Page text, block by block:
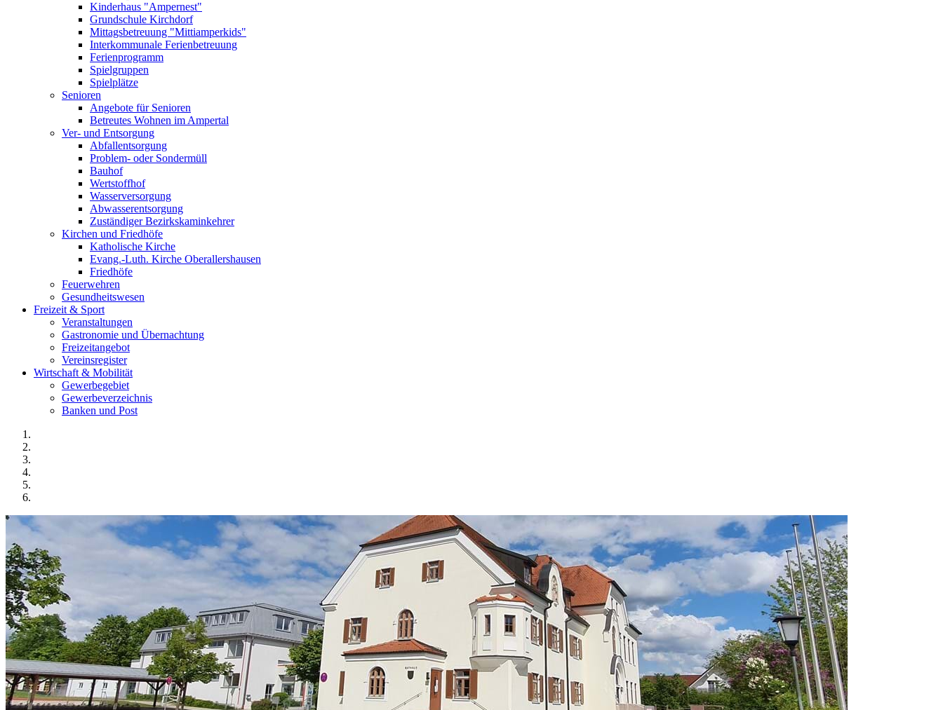
Kinderhaus "Ampernest"
Grundschule Kirchdorf
Mittagsbetreuung "Mittiamperkids"
Interkommunale Ferienbetreuung
Ferienprogramm
Spielgruppen
Spielplätze
Senioren
Angebote für Senioren
Betreutes Wohnen im Ampertal
Ver- und Entsorgung
Abfallentsorgung
Problem- oder Sondermüll
Bauhof
Wertstoffhof
Wasserversorgung
Abwasserentsorgung
Zuständiger Bezirkskaminkehrer
Kirchen und Friedhöfe
Katholische Kirche
Evang.-Luth. Kirche Oberallershausen
Friedhöfe
Feuerwehren
Gesundheitswesen
Freizeit & Sport
Veranstaltungen
Gastronomie und Übernachtung
Freizeitangebot
Vereinsregister
Wirtschaft & Mobilität
Gewerbegebiet
Gewerbeverzeichnis
Banken und Post